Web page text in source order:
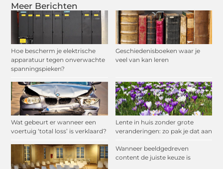
Meer Berichten
Hoe bescherm je elektrische
apparatuur tegen onverwachte
spanningspieken?
Geschiedenisboeken waar je
veel van kan leren
Wat gebeurt er wanneer een
voertuig ‘total loss’ is verklaard?
Lente in huis zonder grote
veranderingen: zo pak je dat aan
Wanneer beeldgedreven
content de juiste keuze is